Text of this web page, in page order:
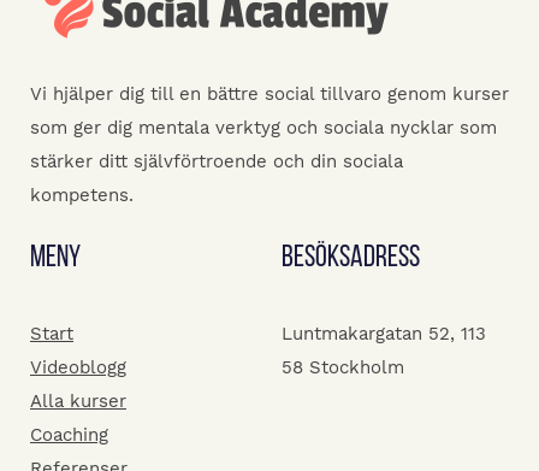
Vi hjälper dig till en bättre social tillvaro genom kurser
som ger dig mentala verktyg och sociala nycklar som
stärker ditt självförtroende och din sociala
kompetens.
Meny
Start
Videoblogg
Alla kurser
Coaching
Besöksadress
Luntmakargatan 52, 113
58 Stockholm